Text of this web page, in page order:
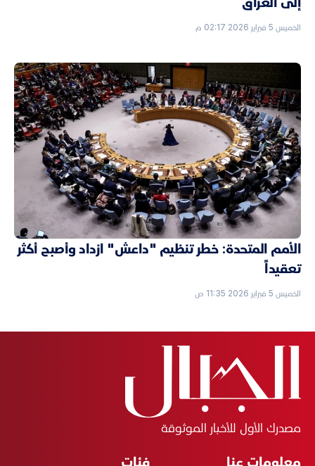
الخميس 5 فبراير 2026 02:17 م
الأمم المتحدة: خطر تنظيم "داعش" ازداد وأصبح أكثر
تعقيداً
الخميس 5 فبراير 2026 11:35 ص
مصدرك الأول للأخبار الموثوقة
معلومات عنا فئات